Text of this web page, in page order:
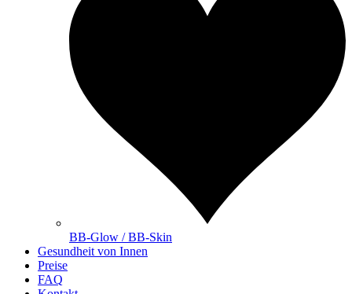
BB-Glow / BB-Skin
Gesundheit von Innen
Preise
FAQ